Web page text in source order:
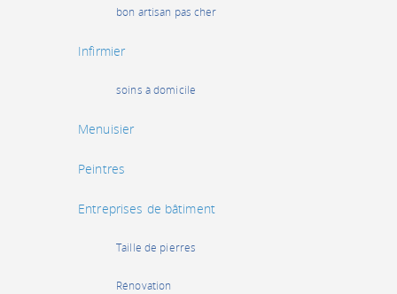
bon artisan pas cher
Infirmier
soins à domicile
Menuisier
Peintres
Entreprises de bâtiment
Taille de pierres
Rénovation